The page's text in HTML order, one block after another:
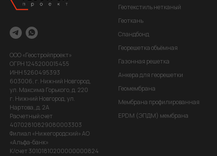
ООО «Геостройпроект»
ОГРН 1245200015455
ИНН 5260495393
603006, г. Нижний Новгород,
ул. Максима Горького, д. 220
г. Нижний Новгород, ул.
Нартова,,д. 2А
Расчетный счет
40702810829080003303
Филиал «Нижегородский» АО
«Альфа-банк»
К/счет 30101810200000000824
Геотекстиль нетканый
Геоткань
Спандбонд
Георешетка объёмная
Газонная решетка
Анкера для георешетки
Геомембрана
Мембрана профилированная
EPDM (ЭПДМ) мембрана